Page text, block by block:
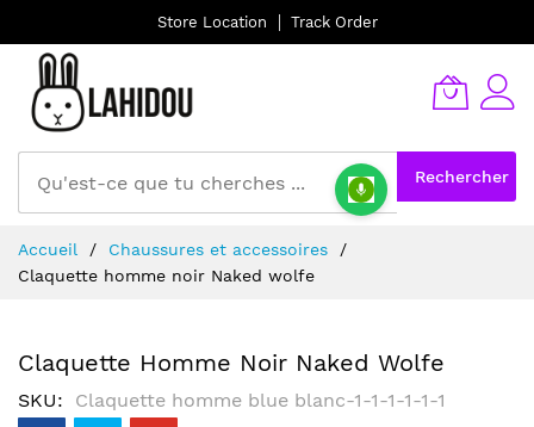
Store Location Track Order
Rechercher
au
contenu
Accueil
Chaussures et accessoires
Claquette homme noir Naked wolfe
Claquette Homme Noir Naked Wolfe
SKU Claquette homme blue blanc-1-1-1-1-1-1